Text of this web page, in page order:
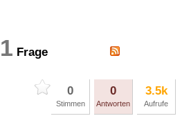
1 Frage
0
Stimmen
0
Antworten
3.5k
Aufrufe